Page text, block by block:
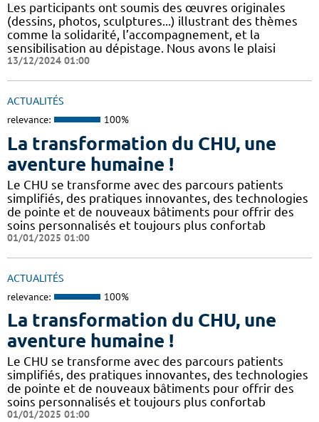
Les participants ont soumis des œuvres originales
(dessins, photos, sculptures...) illustrant des thèmes
comme la solidarité, l’accompagnement, et la
sensibilisation au dépistage. Nous avons le plaisi
13/12/2024 01:00
ACTUALITÉS
relevance: 100%
La transformation du CHU, une
aventure humaine !
Le CHU se transforme avec des parcours patients
simplifiés, des pratiques innovantes, des technologies
de pointe et de nouveaux bâtiments pour offrir des
soins personnalisés et toujours plus confortab
01/01/2025 01:00
ACTUALITÉS
relevance: 100%
La transformation du CHU, une
aventure humaine !
Le CHU se transforme avec des parcours patients
simplifiés, des pratiques innovantes, des technologies
de pointe et de nouveaux bâtiments pour offrir des
soins personnalisés et toujours plus confortab
01/01/2025 01:00